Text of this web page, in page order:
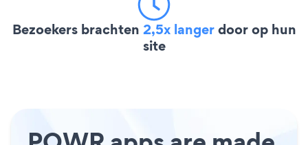
Bezoekers brachten 2,5x langerdoor op hun
site